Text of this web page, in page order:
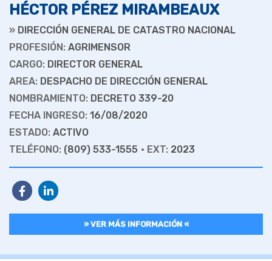
HÉCTOR PÉREZ MIRAMBEAUX
» DIRECCIÓN GENERAL DE CATASTRO NACIONAL
PROFESIÓN: AGRIMENSOR
CARGO: DIRECTOR GENERAL
AREA: DESPACHO DE DIRECCIÓN GENERAL
NOMBRAMIENTO: DECRETO 339-20
FECHA INGRESO: 16/08/2020
ESTADO: ACTIVO
TELÉFONO: (809) 533-1555 • EXT: 2023
» VER MÁS INFORMACIÓN «